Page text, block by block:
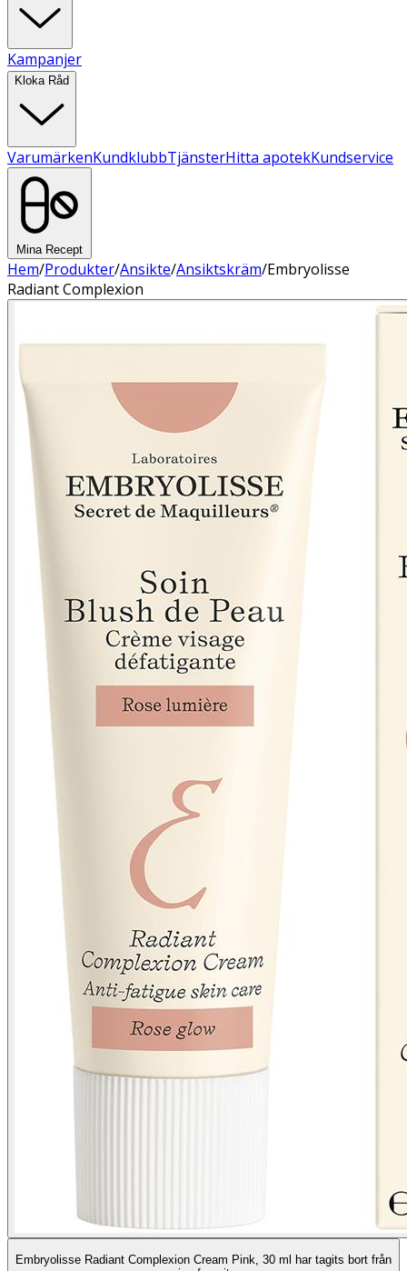
Kampanjer
Kloka Råd
VarumärkenKundklubbTjänsterHitta apotekKundservice
Mina Recept
Hem/Produkter/Ansikte/Ansiktskräm/Embryolisse
Radiant Complexion
Embryolisse Radiant Complexion Cream Pink, 30 ml har tagits bort från